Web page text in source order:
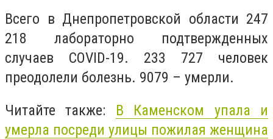
Всего в Днепропетровской области 247
218 лабораторно подтвержденных
случаев COVID-19. 233 727 человек
преодолели болезнь. 9079 – умерли.
Читайте также: В Каменском упала и
умерла посреди улицы пожилая женщина